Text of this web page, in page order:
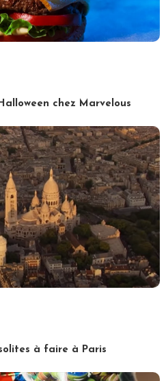
chez Marvelous
à faire à Paris